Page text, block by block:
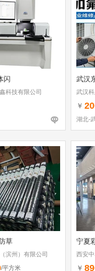
闪
科技有限公司
武汉
武汉
￥
湖北-
草
滨州）有限公司
/平方米
宁夏
西安
￥